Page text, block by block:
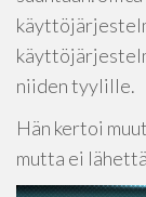
niiden tyylille.
Hän kertoi
mutta ei